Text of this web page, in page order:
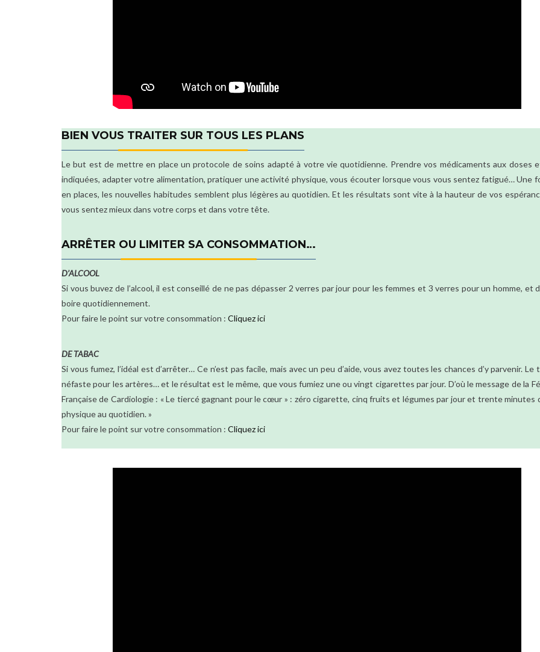
BIEN VOUS TRAITER SUR TOUS LES PLANS
Le but est de mettre en place un protocole de soins adapté à votre vie quotidienne. Prendre vos médicaments aux doses
indiquées, adapter votre alimentation, pratiquer une activité physique, vous écouter lorsque vous vous sentez fatigué… Une
en places, les nouvelles habitudes semblent plus légères au quotidien. Et les résultats sont vite à la hauteur de vos
vous sentez mieux dans votre corps et dans votre tête.
ARRÊTER OU LIMITER SA CONSOMMATION…
D’ALCOOL
Si vous buvez de l’alcool, il est conseillé de ne pas dépasser 2 verres par jour pour les femmes et 3 verres pour un homme, et
boire quotidiennement.
Pour faire le point sur votre consommation : Cliquez ici
DE TABAC
Si vous fumez, l’idéal est d’arrêter… Ce n’est pas facile, mais avec un peu d’aide, vous avez toutes les chances d’y parvenir. Le
néfaste pour les artères… et le résultat est le même, que vous fumiez une ou vingt cigarettes par jour. D’où le message de la
Française de Cardiologie : « Le tiercé gagnant pour le cœur » : zéro cigarette, cinq fruits et légumes par jour et trente minutes
physique au quotidien. »
Pour faire le point sur votre consommation : Cliquez ici